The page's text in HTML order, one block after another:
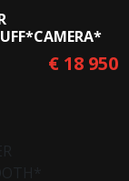
€ 18 950